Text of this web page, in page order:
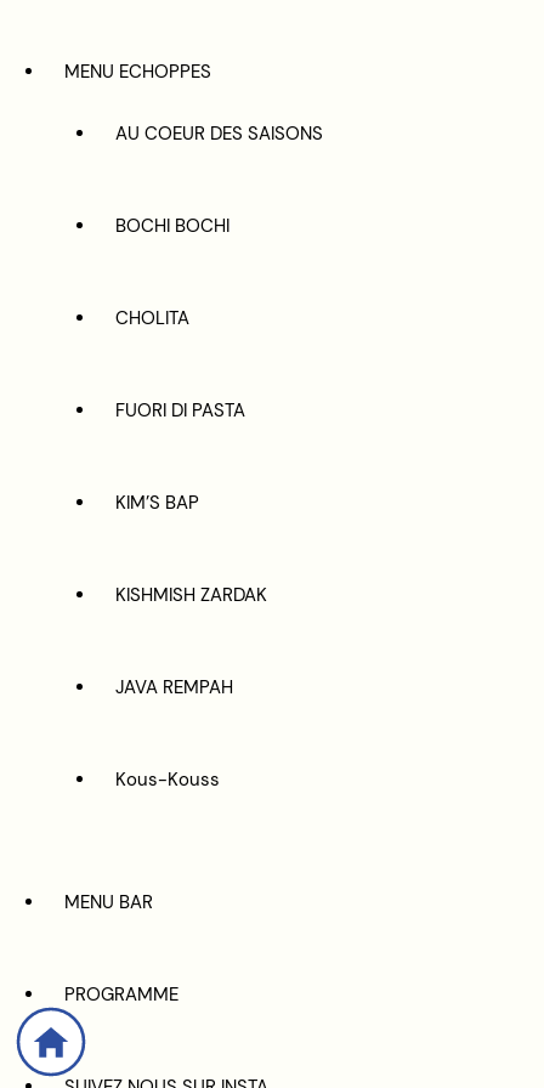
MENU ECHOPPES
AU COEUR DES SAISONS
BOCHI BOCHI
CHOLITA
FUORI DI PASTA
KIM’S BAP
KISHMISH ZARDAK
JAVA REMPAH
Kous-Kouss
MENU BAR
PROGRAMME